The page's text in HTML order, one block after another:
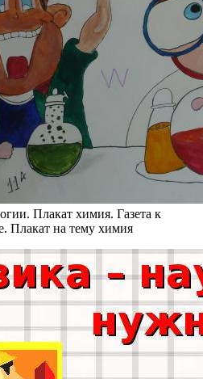
Плакат химия. Газета к
Плакат на тему химия